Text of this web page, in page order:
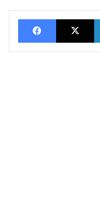
FacebookX